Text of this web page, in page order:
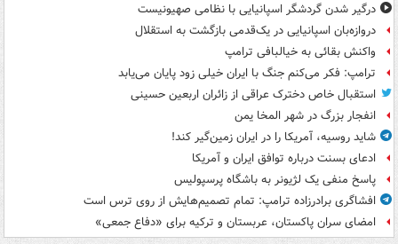
درگیر شدن گردشگر اسپانیایی با نظامی صهیونیست
دروازه‌بان اسپانیایی در یک‌قدمی بازگشت به استقلال
واکنش بقائی به خیالبافی ترامپ
ترامپ: فکر می‌کنم جنگ با ایران خیلی زود پایان می‌یابد
استقبال خاص دخترک عراقی از زائران اربعین حسینی
انفجار بزرگ در شهر المخا یمن
شاید روسیه، آمریکا را در ایران زمین‌گیر کند!
ادعای بسنت درباره توافق ایران و آمریکا
پاسخ منفی یک لژیونر به باشگاه پرسپولیس
افشاگری برادرزاده ترامپ: تمام تصمیم‌هایش از روی ترس است
امضای سران پاکستان، عربستان و ترکیه برای «دفاع جمعی»